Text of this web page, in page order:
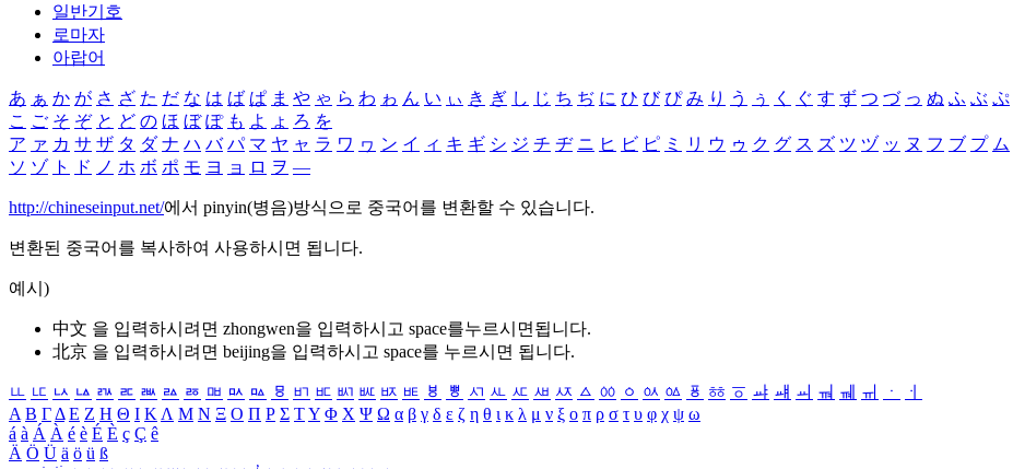
일반기호
로마자
아랍어
あ ぁ か が さ ざ た だ な は ば ぱ ま や ゃ ら わ ゎ ん い ぃ き ぎ し じ ち ぢ に ひ び ぴ み り う ぅ く ぐ す ず つ づ っ ぬ ふ ぶ ぷ
こ ご そ ぞ と ど の ほ ぼ ぽ も よ ょ ろ を
ア ァ カ サ ザ タ ダ ナ ハ バ パ マ ヤ ャ ラ ワ ヮ ン イ ィ キ ギ シ ジ チ ヂ ニ ヒ ビ ピ ミ リ ウ ゥ ク グ ス ズ ツ ヅ ッ ヌ フ ブ プ ム
ソ ゾ ト ド ノ ホ ボ ポ モ ヨ ョ ロ ヲ ―
http://chineseinput.net/에서 pinyin(병음)방식으로 중국어를 변환할 수 있습니다.
변환된 중국어를 복사하여 사용하시면 됩니다.
예시)
中文 을 입력하시려면 zhongwen을 입력하시고 space를누르시면됩니다.
北京 을 입력하시려면 beijing을 입력하시고 space를 누르시면 됩니다.
ㅥ ㅦ ㅧ ㅨ ㅩ ㅪ ㅫ ㅬ ㅭ ㅮ ㅯ ㅰ ㅱ ㅲ ㅳ ㅴ ㅵ ㅶ ㅷ ㅸ ㅹ ㅺ ㅻ ㅼ ㅽ ㅾ ㅿ ㆀ ㆁ ㆂ ㆃ ㆄ ㆅ ㆆ ㆇ ㆈ ㆉ ㆊ ㆋ ㆌ ㆍ
ㆎ
Α Β ΓΔ Ε Ζ Η Θ Ι ΚΛ Μ Ν Ξ Ο Π Ρ Σ ΤΥ Φ Χ Ψ Ω α β γ δ ε ζ η θ ι κ λ μ ν ξ ο π ρ σ τ υ φ χ ψ ω
á à Á À é è É È ç Ç ê
Ä Ö Ü ä ö ü ß